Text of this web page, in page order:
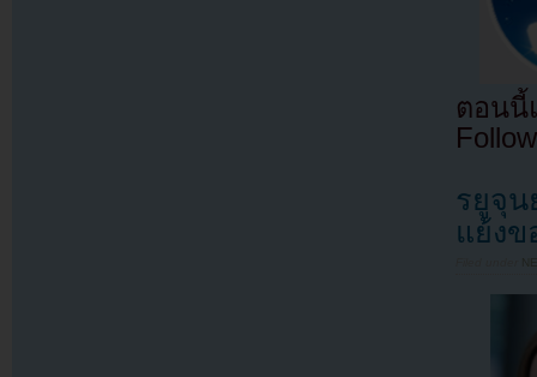
ตอนนี้
รยูจุน
แย้งข